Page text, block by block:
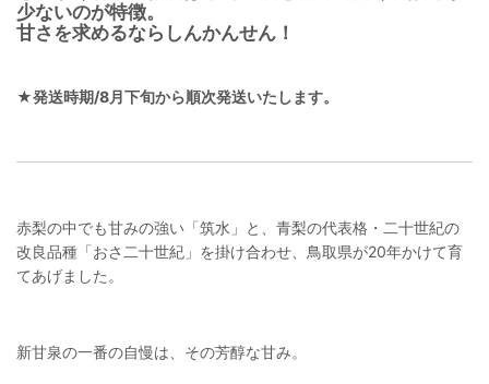
少ないのが特徴。
甘さを求めるならしんかんせん！
★発送時期/8月下旬から順次発送いたします。
赤梨の中でも甘みの強い「筑水」と、青梨の代表格・二十世紀の
改良品種「おさ二十世紀」を掛け合わせ、鳥取県が20年かけて育
てあげました。
新甘泉の一番の自慢は、その芳醇な甘み。